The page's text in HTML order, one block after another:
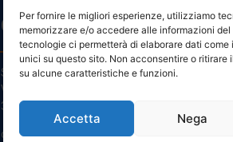
Per fornire le migliori esperienze, utilizziamo
memorizzare e/o accedere alle informazioni
tecnologie ci permetterà di elaborare dati
unici su questo sito. Non acconsentire o
su alcune caratteristiche e funzioni.
Accetta Nega
CONTATTI
Sede Legale:
Via Principe Di Udine 144
33030 Campoformido (Ud)
clienti@officinefvg.it